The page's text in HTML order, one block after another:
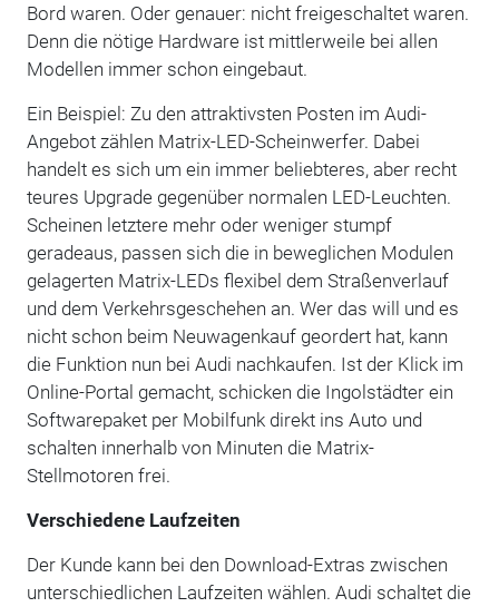
Bord waren. Oder genauer: nicht freigeschaltet waren.
Denn die nötige Hardware ist mittlerweile bei allen
Modellen immer schon eingebaut.
Ein Beispiel: Zu den attraktivsten Posten im Audi-
Angebot zählen Matrix-LED-Scheinwerfer. Dabei
handelt es sich um ein immer beliebteres, aber recht
teures Upgrade gegenüber normalen LED-Leuchten.
Scheinen letztere mehr oder weniger stumpf
geradeaus, passen sich die in beweglichen Modulen
gelagerten Matrix-LEDs flexibel dem Straßenverlauf
und dem Verkehrsgeschehen an. Wer das will und es
nicht schon beim Neuwagenkauf geordert hat, kann
die Funktion nun bei Audi nachkaufen. Ist der Klick im
Online-Portal gemacht, schicken die Ingolstädter ein
Softwarepaket per Mobilfunk direkt ins Auto und
schalten innerhalb von Minuten die Matrix-
Stellmotoren frei.
Verschiedene Laufzeiten
Der Kunde kann bei den Download-Extras zwischen
unterschiedlichen Laufzeiten wählen. Audi schaltet die